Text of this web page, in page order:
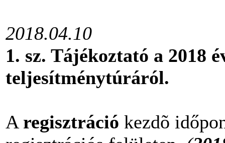
2018.04.10
1. sz. Tájékoztató a 2018
teljesítménytúráról.
A regisztráció kezdõ